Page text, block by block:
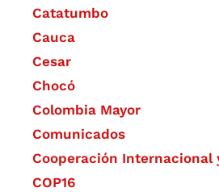
Catatumbo
Cauca
Cesar
Chocó
Colombia Mayor
Comunicados
Cooperación Internacional
COP16